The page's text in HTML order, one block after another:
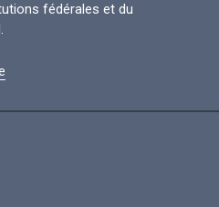
fédérales et du